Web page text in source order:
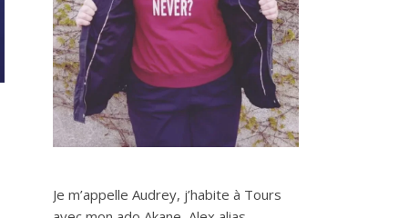
Je m’appelle Audrey, j’habite à Tours